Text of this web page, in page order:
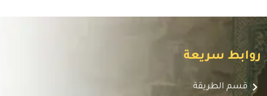
روابط سريعة
قسم الطريقة